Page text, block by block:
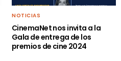
NOTICIAS
CinemaNet nos invita a la
Gala de entrega de los
premios de cine 2024